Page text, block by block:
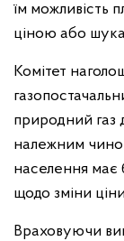
їм можливість
ціною або
Комітет
природний газ
належним
населення має
щодо зміни
Враховуючи